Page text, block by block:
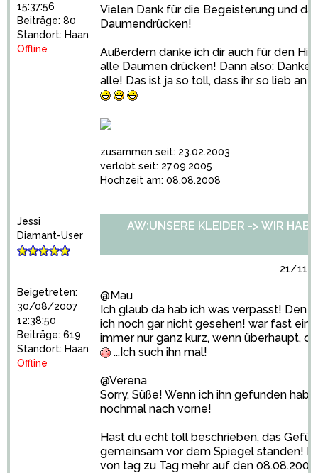
15:37:56
Beiträge: 80
Standort: Haan
Offline
Vielen Dank für die Begeisterung und
Daumendrücken!
Außerdem danke ich dir auch für den
alle Daumen drücken! Dann also: Danke
alle! Das ist ja so toll, dass ihr so lieb an
zusammen seit: 23.02.2003
verlobt seit: 27.09.2005
Hochzeit am: 08.08.2008
Jessi
Diamant-User
Beigetreten:
30/08/2007
12:38:50
Beiträge: 619
Standort: Haan
Offline
AW:UNSERE KLEIDER -> WIR
21/11/
@Mau
Ich glaub da hab ich was verpasst! Den
ich noch gar nicht gesehen! war fast
immer nur ganz kurz, wenn überhaupt,
...Ich such ihn mal!
@Verena
Sorry, Süße! Wenn ich ihn gefunden hab,
nochmal nach vorne!
Hast du echt toll beschrieben, das
gemeinsam vor dem Spiegel standen!
von tag zu Tag mehr auf den